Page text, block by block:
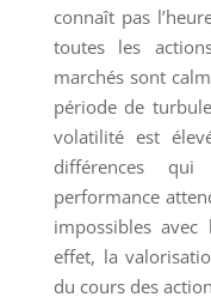
connaît pas
toutes les
marchés sont
période de
volatilité est
différences
performance
impossibles
effet, la
du cours des